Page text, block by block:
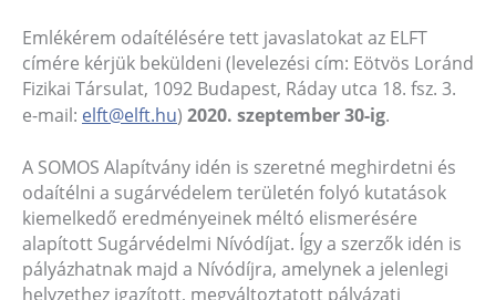
Emlékérem odaítélésére tett javaslatokat az ELFT
címére kérjük beküldeni (levelezési cím: Eötvös Loránd
Fizikai Társulat, 1092 Budapest, Ráday utca 18. fsz. 3.
e-mail: elft@elft.hu) 2020. szeptember 30-ig.
A SOMOS Alapítvány idén is szeretné meghirdetni és
odaítélni a sugárvédelem területén folyó kutatások
kiemelkedő eredményeinek méltó elismerésére
alapított Sugárvédelmi Nívódíjat. Így a szerzők idén is
pályázhatnak majd a Nívódíjra, amelynek a jelenlegi
helyzethez igazított, megváltoztatott pályázati